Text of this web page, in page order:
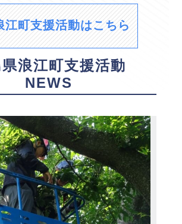
江町支援活動はこちら
浪江町支援活動
NEWS